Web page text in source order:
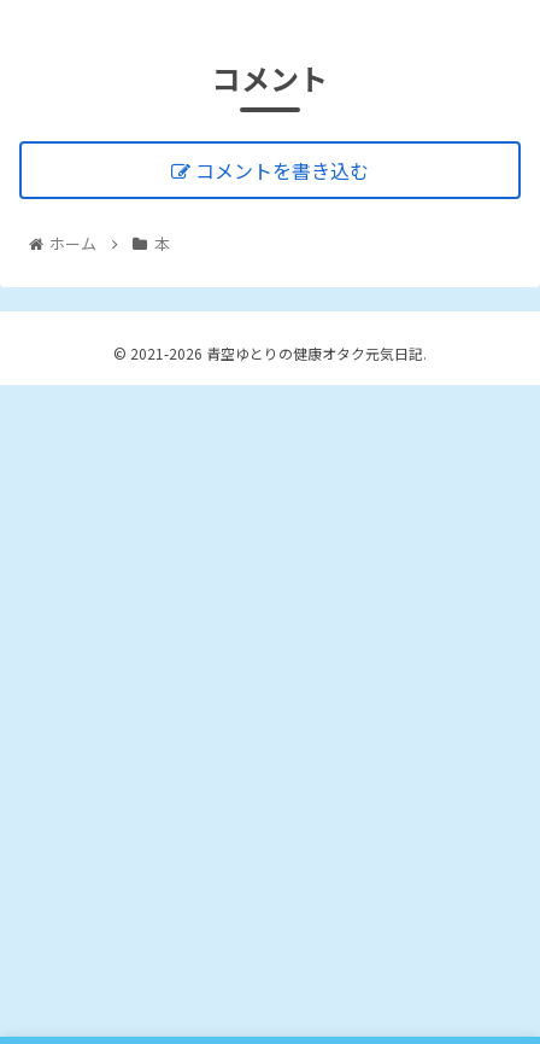
コメント
コメントを書き込む
ホーム 本
© 2021-2026 青空ゆとりの健康オタク元気日記.